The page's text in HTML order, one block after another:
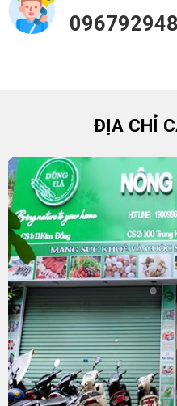
ĐỊA CHỈ